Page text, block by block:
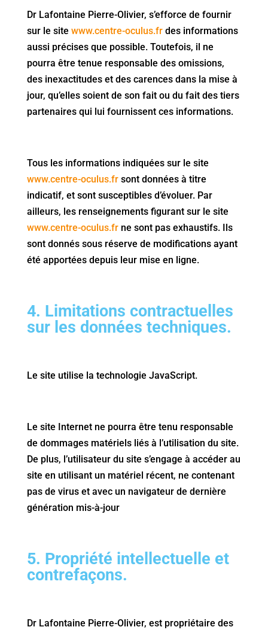
Dr Lafontaine Pierre-Olivier, s’efforce de fournir
sur le site www.centre-oculus.frdes informations
aussi précises que possible. Toutefois, il ne
pourra être tenue responsable des omissions,
des inexactitudes et des carences dans la mise à
jour, qu’elles soient de son fait ou du fait des tiers
partenaires qui lui fournissent ces informations.
Tous les informations indiquées sur le site
www.centre-oculus.frsont données à titre
indicatif, et sont susceptibles d’évoluer. Par
ailleurs, les renseignements figurant sur le site
www.centre-oculus.frne sont pas exhaustifs. Ils
sont donnés sous réserve de modifications ayant
été apportées depuis leur mise en ligne.
4. Limitations contractuelles
sur les données techniques.
Le site utilise la technologie JavaScript.
Le site Internet ne pourra être tenu responsable
de dommages matériels liés à l’utilisation du site.
De plus, l’utilisateur du site s’engage à accéder au
site en utilisant un matériel récent, ne contenant
pas de virus et avec un navigateur de dernière
génération mis-à-jour
5. Propriété intellectuelle et
contrefaçons.
Dr Lafontaine Pierre-Olivier, est propriétaire des